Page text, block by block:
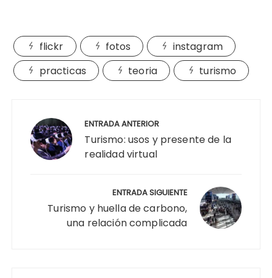
flickr fotos
instagram
practicas
teoria turismo
entradas
ENTRADA ANTERIOR
Turismo: usos y presente de la
realidad virtual
ENTRADA SIGUIENTE
Turismo y huella de carbono,
una relación complicada